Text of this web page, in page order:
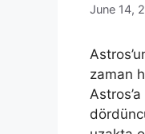
June 14,
zaman